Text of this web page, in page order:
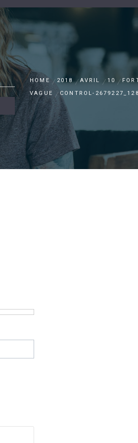
HOME 2018 AVRIL 10
VAGUE
CONTROL-